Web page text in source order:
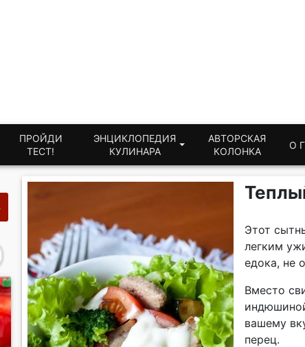
ПРОЙДИ
ТЕСТ!
ЭНЦИКЛОПЕДИЯ
КУЛИНАРА
АВТОРСКАЯ
КОЛОНКА
О
Этот
легким
едока, не
Вместо
вашему
перец.